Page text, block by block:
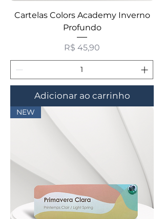
Cartelas Colors Academy Inverno
Profundo
Preço
R$ 45,90
Adicionar ao carrinho
NEW